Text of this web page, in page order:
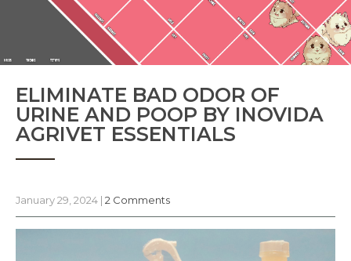
ELIMINATE BAD ODOR OF
URINE AND POOP BY INOVIDA
AGRIVET ESSENTIALS
January 29, 2024 | 2 Comments